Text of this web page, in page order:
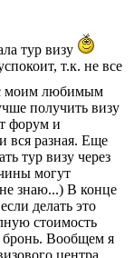
тур визу
т.к. не все
моим любимым
получить визу
форум и
вся разная. Еще
тур визу через
могут
не знаю...) В конце
делать это
стоимость
бронь. Вообщем я
центра